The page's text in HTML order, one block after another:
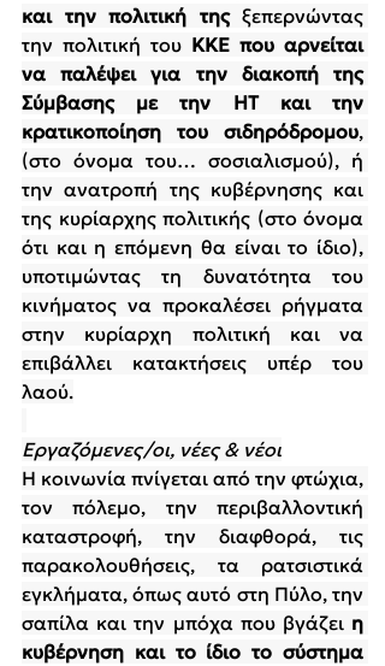
και την πολιτική της ξεπερνώντας
την πολιτική του ΚΚΕ που αρνείται
να παλέψει για την διακοπή της
Σύμβασης με την ΗΤ και την
κρατικοποίηση του σιδηρόδρομου,
(στο όνομα του… σοσιαλισμού), ή
την ανατροπή της κυβέρνησης και
της κυρίαρχης πολιτικής (στο όνομα
ότι και η επόμενη θα είναι το ίδιο),
υποτιμώντας τη δυνατότητα του
κινήματος να προκαλέσει ρήγματα
στην κυρίαρχη πολιτική και να
επιβάλλει κατακτήσεις υπέρ του
λαού.
Εργαζόμενες/οι, νέες & νέοι
Η κοινωνία πνίγεται από την φτώχια,
τον πόλεμο, την περιβαλλοντική
καταστροφή, την διαφθορά, τις
παρακολουθήσεις, τα ρατσιστικά
εγκλήματα, όπως αυτό στη Πύλο, την
σαπίλα και την μπόχα που βγάζει η
κυβέρνηση και το ίδιο το σύστημα